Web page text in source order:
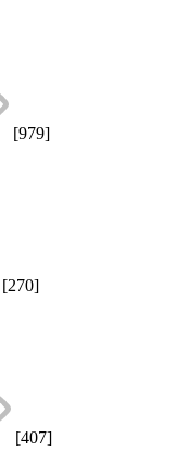
[979]
[270]
[407]